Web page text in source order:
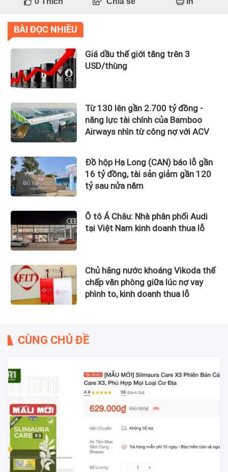
BÀI ĐỌC NHIỀU
Giá dầu thế giới tăng trên 3
USD/thùng
Từ 130 lên gần 2.700 tỷ đồng -
năng lực tài chính của Bamboo
Airways nhìn từ công nợ với ACV
Đồ hộp Hạ Long (CAN) báo lỗ gần
16 tỷ đồng, tài sản giảm gần 120
tỷ sau nửa năm
Ô tô Á Châu: Nhà phân phối Audi
tại Việt Nam kinh doanh thua lỗ
Chủ hãng nước khoáng Vikoda thế
chấp văn phòng giữa lúc nợ vay
phình to, kinh doanh thua lỗ
CÙNG CHỦ ĐỀ